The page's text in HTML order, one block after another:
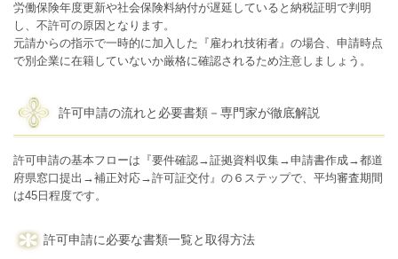
労働保険年度更新や社会保険料納付が遅延していると納税証明で判明
し、不許可の原因となります。
元請からの指示で一時的に加入した『雇われ技術者』の場合、申請時点
で別企業に在籍していないか厳格に確認されるため注意しましょう。
許可申請の流れと必要書類－専門家が徹底解説
許可申請の基本フローは『要件確認→証拠資料収集→申請書作成→都道
府県窓口提出→補正対応→許可証交付』の６ステップで、平均審査期間
は45日程度です。
許可申請に必要な書類一覧と取得方法